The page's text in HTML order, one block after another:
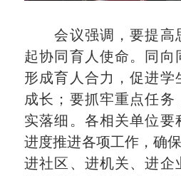
会议强调，要提高
起协同育人使命。同向
形成育人合力，促进学
成长；要抓牢重点任务
实落细。各相关单位要
进度推进各项工作，确保
进社区、进机关、进企